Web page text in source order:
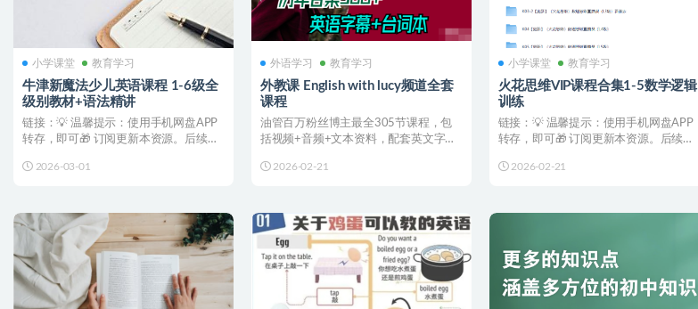
小学课堂 教育学习
牛津新魔法少儿英语课程 1-6级全
级别教材+语法精讲
链接：💡 温馨提示：使用手机网盘APP
转存，即可🎁 订阅更新本资源。后续更
2026-03-01
外语学习 教育学习
外教课 English with lucy频道全套
课程
油管百万粉丝博主最全305节课程，包
括视频+音频+文本资料，配套英文字幕
2026-02-21
小学课堂 教育学习
火花思维VIP课程合集1-5数学逻辑
训练
链接：💡 温馨提示：使用手机网盘APP
转存，即可🎁 订阅更新本资源。后续更
2026-02-21